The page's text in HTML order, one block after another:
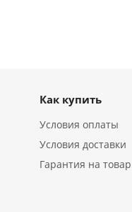
Как купить
Условия оплаты
Условия доставки
Гарантия на товар